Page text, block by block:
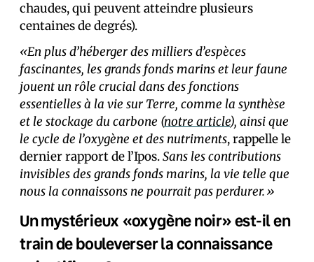
chaudes, qui peuvent atteindre plusieurs
centaines de degrés).
«En plus d’héberger des milliers d’espèces
fascinantes, les grands fonds marins et leur faune
jouent un rôle crucial dans des fonctions
essentielles à la vie sur Terre, comme la synthèse
et le stockage du carbone (notre article), ainsi que
le cycle de l’oxygène et des nutriments, rappelle le
dernier rapport de l’Ipos.Sans les contributions
invisibles des grands fonds marins, la vie telle que
nous la connaissons ne pourrait pas perdurer.»
Un mystérieux «oxygène noir» est-il en
train de bouleverser la connaissance